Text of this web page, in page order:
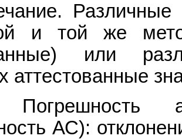
Различные
и той же
или
аттестованные
Погрешность
АС):